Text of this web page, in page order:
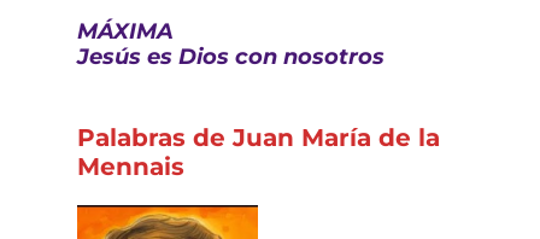
MÁXIMA
Jesús es Dios con nosotros
Palabras de Juan María de la
Mennais